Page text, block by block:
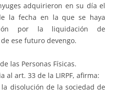
adquirieron en su día el
la fecha en la que se haya
por la liquidación de
ese futuro devengo.
las Personas Físicas.
al art. 33 de la LIRPF, afirma:
disolución de la sociedad de